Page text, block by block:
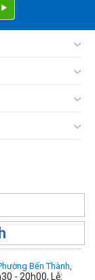
Bến Thành,
- 20h00, Lễ: